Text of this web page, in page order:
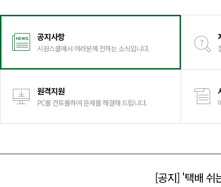
공지사항
시원스쿨에서 여러분께 전하는 소식입니다.
원격지원
PC를 컨트롤하여 문제를 해결해 드립니다.
[공지] '택배 쉬